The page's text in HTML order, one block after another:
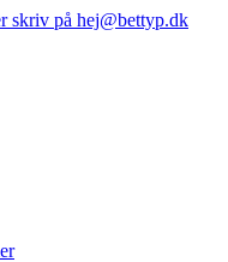
skriv på hej@bettyp.dk